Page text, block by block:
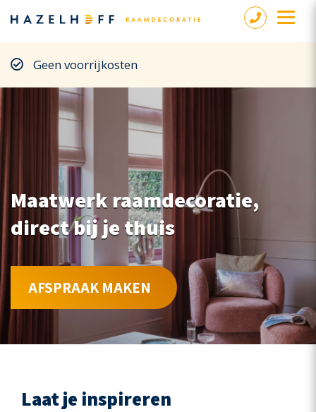
Geen voorrijkosten
Maatwerk raamdecoratie,
direct bij je thuis
AFSPRAAK MAKEN
Laat je inspireren